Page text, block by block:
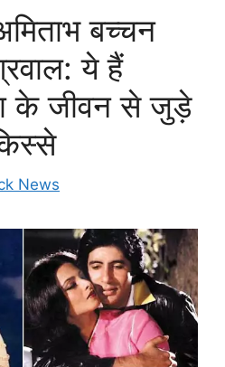
बच्चन
ये हैं
के जीवन से जुड़े
News